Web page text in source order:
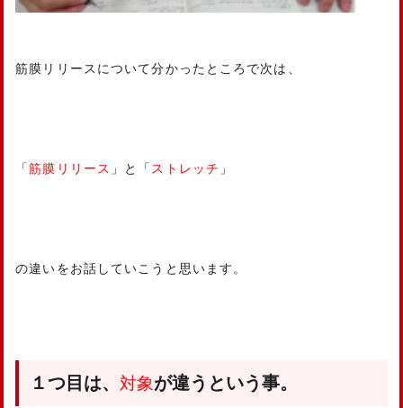
筋膜リリースについて分かったところで次は、
「筋膜リリース 」と「 ストレッチ 」
の違いをお話していこうと思います。
１つ目は、 対象が違うという事。